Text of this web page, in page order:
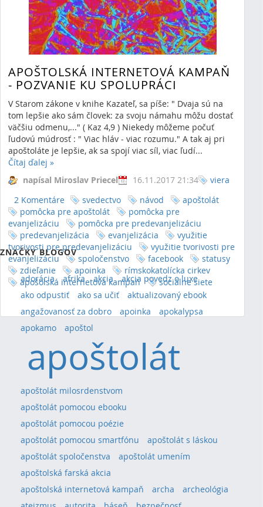
APOŠTOLSKÁ INTERNETOVÁ KAMPAŇ
- POZVANIE KU SPOLUPRÁCI
V Starom zákone v knihe Kazateľ, sa píše: " Dvaja sú na
tom lepšie ako sám človek: za svoju námahu môžu dostať
väčšiu odmenu,..." ( Kaz 4,9 ) Niekedy môžeme počuť
ľudovú múdrosť : " Viac hláv - viac rozumu." A tak aj pri
apoštoláte je lepšie, ak sa spojí viac síl, viac ľudí...
Čítaj ďalej »
napísal Miroslav Priecel
16.11.2017 21:34
2 Komentáre
viera
svedectvo
návod
apoštolát
pomôcka pre apoštolát
pomôcka pre
evanjelizáciu
pomôcka pre predevanjelizáciu
predevanjelizácia
evanjelizácia
využitie
tvorivosti pre predevanjelizáciu
využitie tvorivosti pre
evanjelizáciu
spoločenstvo facebook
statusy
zdieľanie
apoinka
rímskokatolícka cirkev
apošolská internetová kampaň
sociálne siete
RSS (Otvorí sa v novom okne)
Ukazujem 0 výsledkov.
ZNAČKY BLOGOV
adorácia afrika akcia
akcia povedz o luxe
ako odpustiť
ako sa učiť
aktualizovaný ebook
angažovanosť za dobro
apoinka
apokalypsa
apokamo
apoštol
apoštolát
apoštolát milosrdenstvom
apoštolát pomocou ebooku
apoštolát pomocou poézie
apoštolát pomocou smartfónu
apoštolát s láskou
apoštolát spoločenstva
apoštolát umením
apoštolská farská akcia
apoštolská internetová kampaň
archa
archeológia